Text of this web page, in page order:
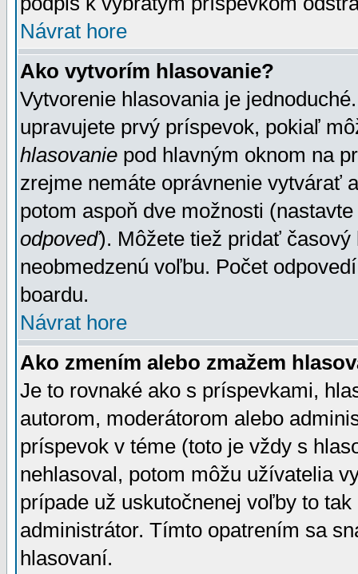
Návrat hore
Ako vytvorím hlasovanie?
Vytvorenie hlasovania je
upravujete prvý príspevok, pokiaľ
hlasovanie pod hlavným oknom na
zrejme nemáte oprávnenie vytvárať
potom aspoň dve možnosti
odpoveď). Môžete tiež pridať
neobmedzenú voľbu. Počet
boardu.
Návrat hore
Ako zmením alebo zmažem
Je to rovnaké ako s príspevkami,
autorom, moderátorom alebo
príspevok v téme (toto je vždy s
nehlasoval, potom môžu užívatelia
prípade už uskutočnenej voľby to
administrátor. Tímto opatrením sa
hlasovaní.